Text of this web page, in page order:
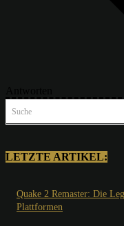
Suche
LETZTE ARTIKEL:
Quake 2 Remaster: Die
Plattformen